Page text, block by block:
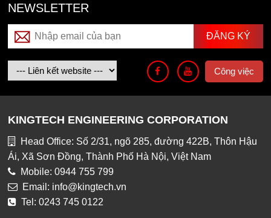
NEWSLETTER
Công việc
KINGTECH ENGINEERING CORPORATION
Head Office: Số 2/31, ngõ 285, đường 422B, Thôn Hậu
Ái, Xã Sơn Đồng, Thành Phố Hà Nội, Việt Nam
Mobile: 0944 755 799
Email: info@kingtech.vn
Tel: 0243 745 0122